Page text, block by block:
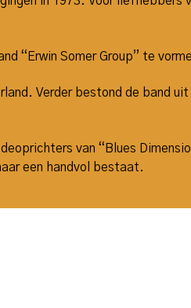
“Erwin Somer Group” te
Verder bestond de band
van “Blues
een handvol bestaat.